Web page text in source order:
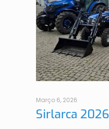
Março 6, 2026
Sirlarca 2026